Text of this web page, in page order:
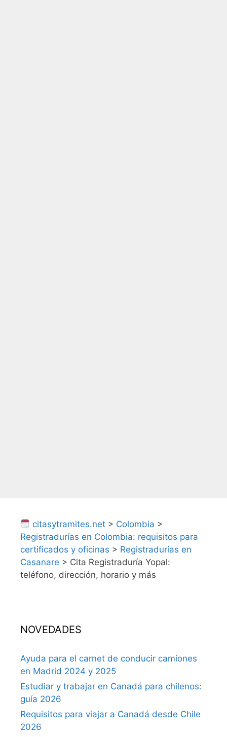
citasytramites.net > Colombia >
Registradurías en Colombia: requisitos para
certificados y oficinas > Registradurías en
Casanare > Cita Registraduría Yopal:
teléfono, dirección, horario y más
NOVEDADES
Ayuda para el carnet de conducir camiones
en Madrid 2024 y 2025
Estudiar y trabajar en Canadá para chilenos:
guía 2026
Requisitos para viajar a Canadá desde Chile
2026